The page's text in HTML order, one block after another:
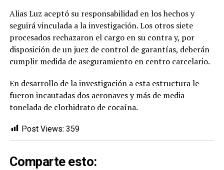
Alias Luz aceptó su responsabilidad en los hechos y
seguirá vinculada a la investigación. Los otros siete
procesados rechazaron el cargo en su contra y, por
disposición de un juez de control de garantías, deberán
cumplir medida de aseguramiento en centro carcelario.
En desarrollo de la investigación a esta estructura le
fueron incautadas dos aeronaves y más de media
tonelada de clorhidrato de cocaína.
Post Views: 359
Comparte esto: